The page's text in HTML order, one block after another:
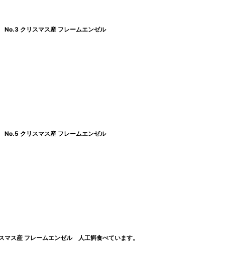
No.3 クリスマス産 フレームエンゼル
No.5 クリスマス産 フレームエンゼル
マス産 フレームエンゼル 人工餌食べています。